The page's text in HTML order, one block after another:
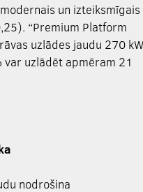
un izteiksmīgais
“Premium Platform
uzlādes jaudu 270
uzlādēt apmēram 21
nodrošina